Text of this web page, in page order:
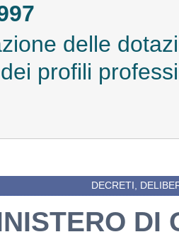
delle
profili
DECRETI,
DI